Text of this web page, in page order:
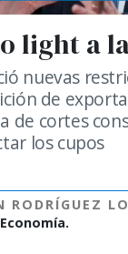
light a
nuevas
de
de cortes
los cupos
RODRÍGUEZ